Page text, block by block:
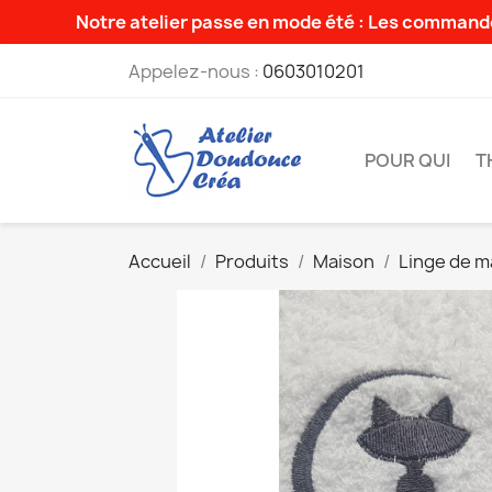
Notre atelier passe en mode été : Les
Appelez-nous : 0603010201
POUR QUI
Accueil Produits Maison Linge de